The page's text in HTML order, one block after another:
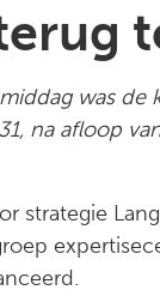
was de
na afloop
strategie